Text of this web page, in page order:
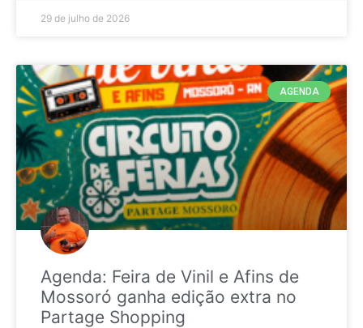
29 de julho de 2026
AGENDA
Agenda: Feira de Vinil e Afins de
Mossoró ganha edição extra no
Partage Shopping